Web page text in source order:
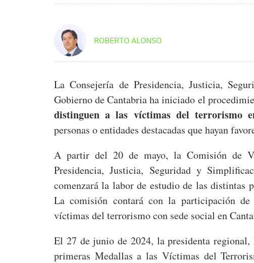
ROBERTO ALONSO
La Consejería de Presidencia, Justicia,
Gobierno de Cantabria ha iniciado el
distinguen a las víctimas del terrorismo
personas o entidades destacadas que hayan
A partir del 20 de mayo, la Comisión de
Presidencia, Justicia, Seguridad y
comenzará la labor de estudio de las distintas
La comisión contará con la participación de
víctimas del terrorismo con sede social en
El 27 de junio de 2024, la presidenta regional,
primeras Medallas a las Víctimas del